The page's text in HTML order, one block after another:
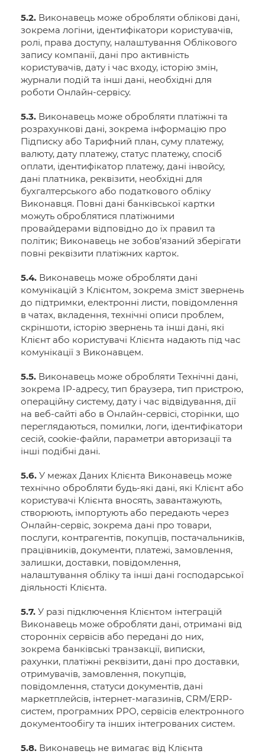
5.2. Виконавець може обробляти облікові дані,
зокрема логіни, ідентифікатори користувачів,
ролі, права доступу, налаштування Облікового
запису компанії, дані про активність
користувачів, дату і час входу, історію змін,
журнали подій та інші дані, необхідні для
роботи Онлайн-сервісу.
5.3. Виконавець може обробляти платіжні та
розрахункові дані, зокрема інформацію про
Підписку або Тарифний план, суму платежу,
валюту, дату платежу, статус платежу, спосіб
оплати, ідентифікатор платежу, дані інвойсу,
дані платника, реквізити, необхідні для
бухгалтерського або податкового обліку
Виконавця. Повні дані банківської картки
можуть оброблятися платіжними
провайдерами відповідно до їх правил та
політик; Виконавець не зобов’язаний зберігати
повні реквізити платіжних карток.
5.4. Виконавець може обробляти дані
комунікацій з Клієнтом, зокрема зміст звернень
до підтримки, електронні листи, повідомлення
в чатах, вкладення, технічні описи проблем,
скріншоти, історію звернень та інші дані, які
Клієнт або користувачі Клієнта надають під час
комунікації з Виконавцем.
5.5. Виконавець може обробляти Технічні дані,
зокрема IP-адресу, тип браузера, тип пристрою,
операційну систему, дату і час відвідування, дії
на веб-сайті або в Онлайн-сервісі, сторінки, що
переглядаються, помилки, логи, ідентифікатори
сесій, cookie-файли, параметри авторизації та
інші подібні дані.
5.6. У межах Даних Клієнта Виконавець може
технічно обробляти будь-які дані, які Клієнт або
користувачі Клієнта вносять, завантажують,
створюють, імпортують або передають через
Онлайн-сервіс, зокрема дані про товари,
послуги, контрагентів, покупців, постачальників,
працівників, документи, платежі, замовлення,
залишки, доставки, повідомлення,
налаштування обліку та інші дані господарської
діяльності Клієнта.
5.7. У разі підключення Клієнтом інтеграцій
Виконавець може обробляти дані, отримані від
сторонніх сервісів або передані до них,
зокрема банківські транзакції, виписки,
рахунки, платіжні реквізити, дані про доставки,
отримувачів, замовлення, покупців,
повідомлення, статуси документів, дані
маркетплейсів, інтернет-магазинів, CRM/ERP-
систем, програмних РРО, сервісів електронного
документообігу та інших інтегрованих систем.
5.8. Виконавець не вимагає від Клієнта